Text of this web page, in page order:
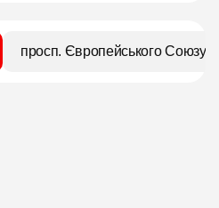
просп. Європейського Союзу,